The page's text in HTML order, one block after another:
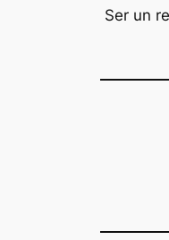
Ser un